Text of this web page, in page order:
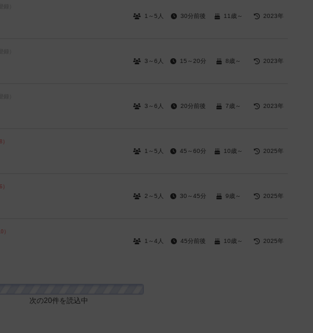
1～5人 30分前後 11歳～ 2023年
3～6人 15～20分 8歳～ 2023年
3～6人 20分前後 7歳～ 2023年
1～5人 45～60分 10歳～ 2025年
2～5人 30～45分 9歳～ 2025年
1～4人 45分前後 10歳～ 2025年
次の20件を読込中